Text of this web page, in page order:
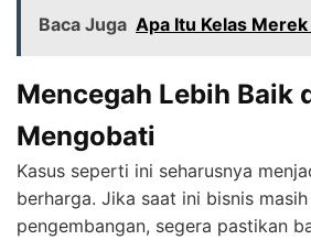
Baca Juga Apa Itu Kelas Merek
Mencegah Lebih Baik
Mengobati
Kasus seperti ini seharusnya
berharga. Jika saat ini bisnis
pengembangan, segera pastikan